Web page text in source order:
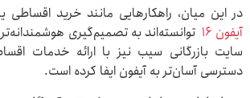
در این میان، راهکارهایی مانند خرید اقساطی
آیفون 16
توانسته‌اند به تصمیم‌گیری
سایت بازرگانی سیب نیز با ارائه خدمات
دسترسی آسان‌تر به آیفون ایفا کرده است.